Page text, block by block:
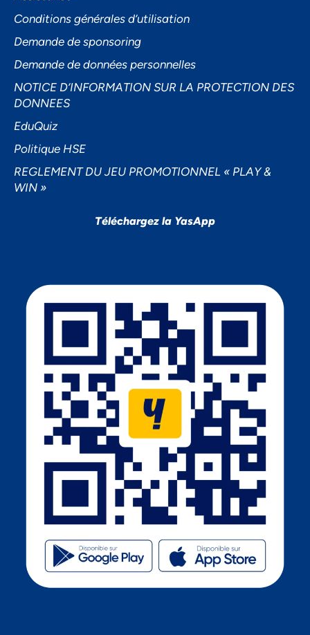
Conditions générales d’utilisation
Demande de sponsoring
Demande de données personnelles
NOTICE D’INFORMATION SUR LA PROTECTION DES
DONNEES
EduQuiz
Politique HSE
REGLEMENT DU JEU PROMOTIONNEL « PLAY &
WIN »
Téléchargez la YasApp